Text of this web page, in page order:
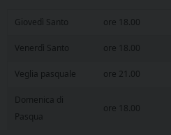
Giovedì Santo ore 18.00
Venerdì Santo ore 18.00
Veglia pasquale ore 21.00
Domenica di
Pasqua
ore 18.00